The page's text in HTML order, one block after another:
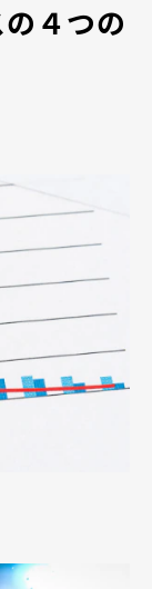
４つの